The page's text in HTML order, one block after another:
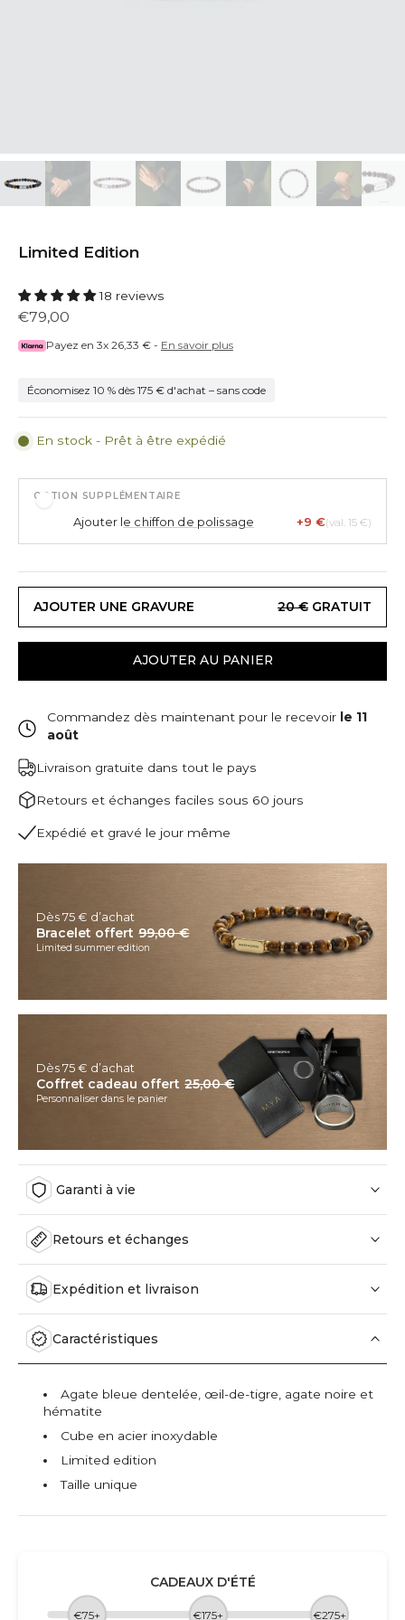
Limited Edition
18 reviews
€79,00
Payez en 3x 26,33 €- En savoir plus
Économisez 10 % dès 175 € d'achat – sans code
En stock - Prêt à être expédié
OPTION SUPPLÉMENTAIRE
Ajouter le chiffon de polissage +9 €(val. 15 €)
AJOUTER UNE GRAVURE 20 € GRATUIT
AJOUTER AU PANIER
Commandez dès maintenant pour le recevoir le 11
août
Livraison gratuite dans tout le pays
Retours et échanges faciles sous 60 jours
Expédié et gravé le jour même
Dès 75 € d’achat
Bracelet offert 99,00 €
Limited summer edition
Dès 75 € d’achat
Coffret cadeau offert 25,00 €
Personnaliser dans le panier
Garanti à vie
Retours et échanges
Expédition et livraison
Caractéristiques
Agate bleue dentelée, œil-de-tigre, agate noire et
hématite
Cube en acier inoxydable
Limited edition
Taille unique
CADEAUX D'ÉTÉ
€75+ €175+ €275+